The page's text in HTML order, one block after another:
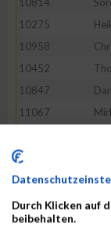
10275
10958
10452
10847
11067
10795
10798
11162
--
10726
Durch Klicken auf
beibehalten.